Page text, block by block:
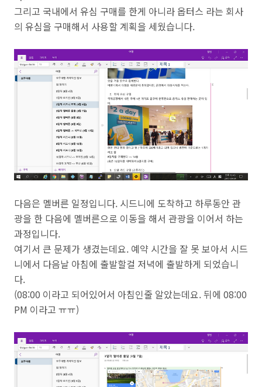
그리고 국내에서 유심 구매를 한게 아니라 옵터스 라는 회사
의 유심을 구매해서 사용할 계획을 세웠습니다.
다음은 멜버른 일정입니다. 시드니에 도착하고 하루동안 관
광을 한 다음에 멜버른으로 이동을 해서 관광을 이어서 하는
과정입니다.
여기서 큰 문제가 생겼는데요. 예약 시간을 잘 못 보아서 시드
니에서 다음날 아침에 출발할걸 저녁에 출발하게 되었습니
다.
(08:00 이라고 되어있어서 아침인줄 알았는데요. 뒤에 08:00
PM 이라고 ㅠㅠ)